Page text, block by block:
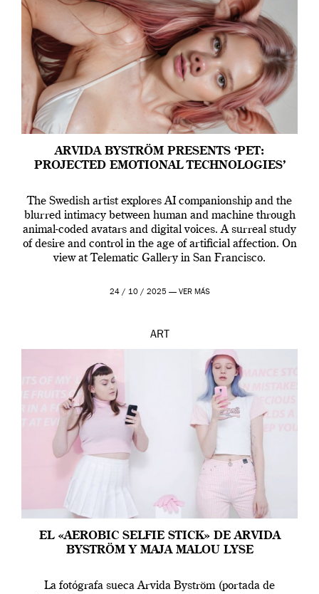
ARVIDA BYSTRÖM PRESENTS ‘PET:
PROJECTED EMOTIONAL TECHNOLOGIES’
The Swedish artist explores AI companionship and the
blurred intimacy between human and machine through
animal-coded avatars and digital voices. A surreal study
of desire and control in the age of artificial affection. On
view at Telematic Gallery in San Francisco.
24 / 10 / 2025 — VER MÁS
ART
EL «AEROBIC SELFIE STICK» DE ARVIDA
BYSTRÖM Y MAJA MALOU LYSE
La fotógrafa sueca Arvida Byström (portada de